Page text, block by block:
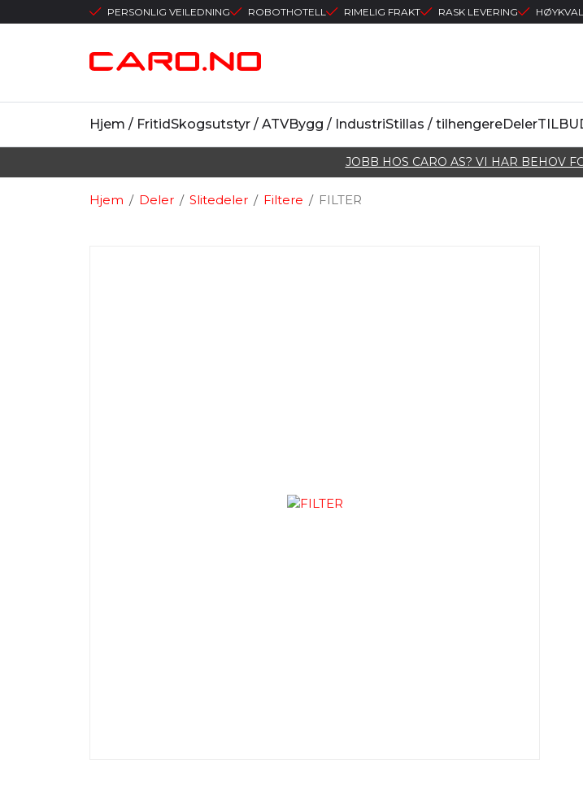
PERSONLIG VEILEDNING ROBOTHOTELL RIMELIG FRAKT RASK LEVERING
Hjem / FritidSkogsutstyr / ATVBygg / IndustriStillas / tilhengereDeler
JOBB HOS CARO AS? VI HAR BEHOV
/
Hjem /
Deler /
Slitedeler /
Filtere FILTER